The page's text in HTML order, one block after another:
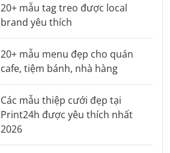
20+ mẫu tag treo được local
brand yêu thích
20+ mẫu menu đẹp cho quán
cafe, tiệm bánh, nhà hàng
Các mẫu thiệp cưới đẹp tại
Print24h được yêu thích nhất
2026